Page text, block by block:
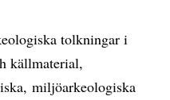
tolkningar i
källmaterial,
miljöarkeologiska